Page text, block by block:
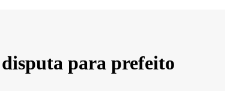
disputa para prefeito